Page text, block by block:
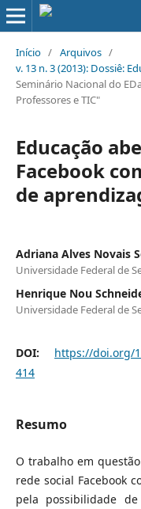
Início / Arquivos /
v. 13 n. 3 (2013): Dossiê:
Seminário Nacional do
Professores e TIC"
Educação
Facebook
de
Adriana Alves Novais
Universidade Federal de
Henrique Nou
Universidade Federal de
DOI: https://doi.org/
414
Resumo
O trabalho em
rede social Facebook
pela possibilidade